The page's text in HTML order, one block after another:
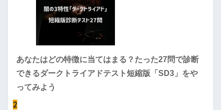
あなたはどの特徴に当てはまる？たった27問で診断
できるダークトライアドテスト短縮版「SD3」をや
ってみよう
2